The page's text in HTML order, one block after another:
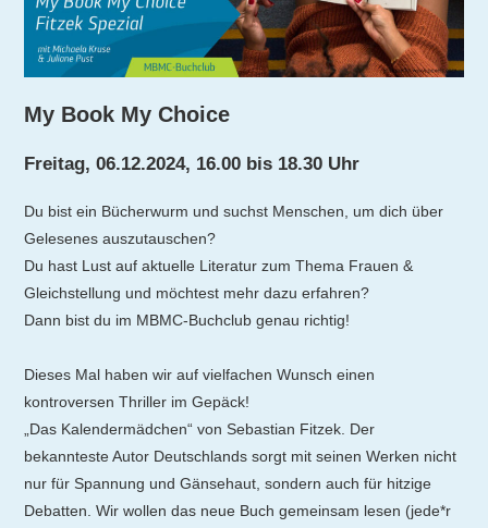
My Book My Choice
Freitag, 06.12.2024, 16.00 bis 18.30 Uhr
Du bist ein Bücherwurm und suchst Menschen, um dich über
Gelesenes auszutauschen?
Du hast Lust auf aktuelle Literatur zum Thema Frauen &
Gleichstellung und möchtest mehr dazu erfahren?
Dann bist du im MBMC-Buchclub genau richtig!
Dieses Mal haben wir auf vielfachen Wunsch einen
kontroversen Thriller im Gepäck!
„Das Kalendermädchen“ von Sebastian Fitzek. Der
bekannteste Autor Deutschlands sorgt mit seinen Werken nicht
nur für Spannung und Gänsehaut, sondern auch für hitzige
Debatten. Wir wollen das neue Buch gemeinsam lesen (jede*r